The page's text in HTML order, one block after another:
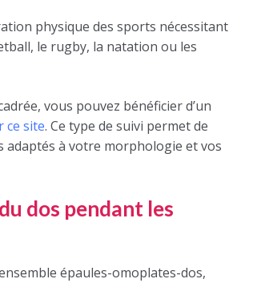
physique des sports nécessitant
le rugby, la natation ou les
vous pouvez bénéficier d’un
ce site. Ce type de suivi permet de
adaptés à votre morphologie et vos
dos pendant les
épaules-omoplates-dos,